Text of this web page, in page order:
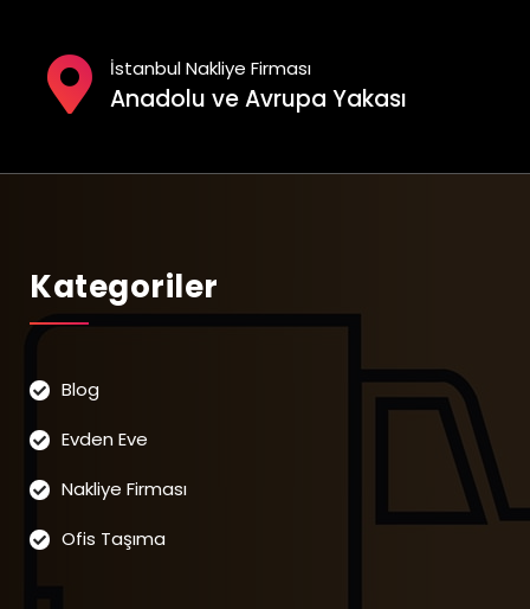
İstanbul Nakliye Firması
Anadolu ve Avrupa Yakası
Kategoriler
Blog
Evden Eve
Nakliye Firması
Ofis Taşıma